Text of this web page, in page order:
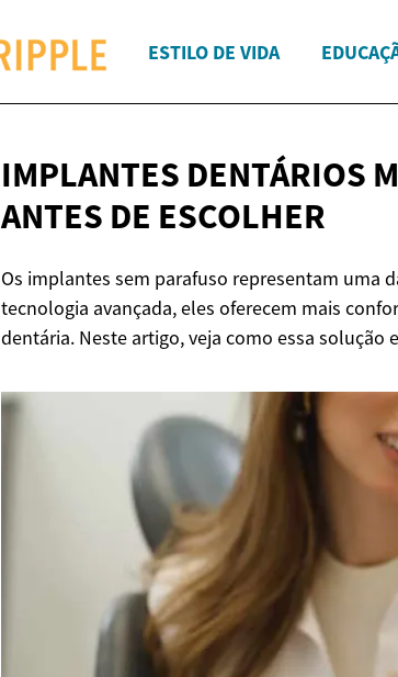
ESTILO DE VIDA
IMPLANTES DENTÁRIOS
ANTES DE ESCOLHER
Os implantes sem parafuso representam uma
tecnologia avançada, eles oferecem mais
dentária. Neste artigo, veja como essa